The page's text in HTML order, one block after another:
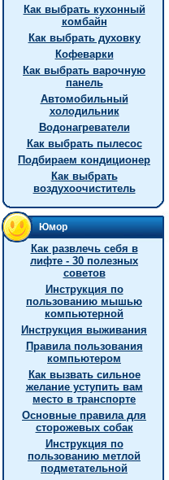
Как выбрать кухонный
комбайн
Как выбрать духовку
Кофеварки
Как выбрать варочную
панель
Автомобильный
холодильник
Водонагреватели
Как выбрать пылесос
Подбираем кондиционер
Как выбрать
воздухоочиститель
Юмор
Как развлечь себя в
лифте - 30 полезных
советов
Инструкция по
пользованию мышью
компьютерной
Инструкция выживания
Правила пользования
компьютером
Как вызвать сильное
желание уступить вам
место в транспорте
Основные правила для
сторожевых собак
Инструкция по
пользованию метлой
подметательной